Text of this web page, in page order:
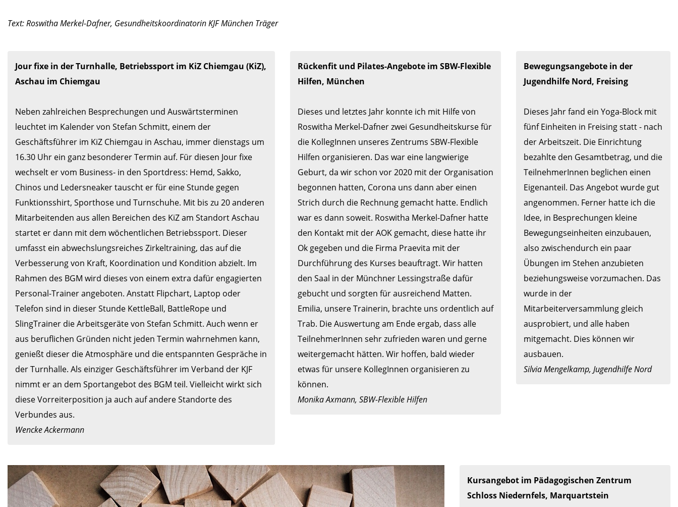
Text: Roswitha Merkel-Dafner, Gesundheitskoordinatorin KJF München Träger
Jour fixe in der Turnhalle, Betriebssport im KiZ Chiemgau (KiZ),
Aschau im Chiemgau
Neben zahlreichen Besprechungen und Auswärtsterminen
leuchtet im Kalender von Stefan Schmitt, einem der
Geschäftsführer im KiZ Chiemgau in Aschau, immer dienstags um
16.30 Uhr ein ganz besonderer Termin auf. Für diesen Jour fixe
wechselt er vom Business- in den Sportdress: Hemd, Sakko,
Chinos und Ledersneaker tauscht er für eine Stunde gegen
Funktionsshirt, Sporthose und Turnschuhe. Mit bis zu 20 anderen
Mitarbeitenden aus allen Bereichen des KiZ am Standort Aschau
startet er dann mit dem wöchentlichen Betriebssport. Dieser
umfasst ein abwechslungsreiches Zirkeltraining, das auf die
Verbesserung von Kraft, Koordination und Kondition abzielt. Im
Rahmen des BGM wird dieses von einem extra dafür engagierten
Personal-Trainer angeboten. Anstatt Flipchart, Laptop oder
Telefon sind in dieser Stunde KettleBall, BattleRope und
SlingTrainer die Arbeitsgeräte von Stefan Schmitt. Auch wenn er
aus beruflichen Gründen nicht jeden Termin wahrnehmen kann,
genießt dieser die Atmosphäre und die entspannten Gespräche in
der Turnhalle. Als einziger Geschäftsführer im Verband der KJF
nimmt er an dem Sportangebot des BGM teil. Vielleicht wirkt sich
diese Vorreiterposition ja auch auf andere Standorte des
Wencke Ackermann
Rückenfit und Pilates-Angebote im SBW-Flexible
Hilfen, München
Dieses und letztes Jahr konnte ich mit Hilfe von
Roswitha Merkel-Dafner zwei Gesundheitskurse für
die KollegInnen unseres Zentrums SBW-Flexible
Hilfen organisieren. Das war eine langwierige
Geburt, da wir schon vor 2020 mit der Organisation
begonnen hatten, Corona uns dann aber einen
Strich durch die Rechnung gemacht hatte. Endlich
war es dann soweit. Roswitha Merkel-Dafner hatte
den Kontakt mit der AOK gemacht, diese hatte ihr
Ok gegeben und die Firma Praevita mit der
Durchführung des Kurses beauftragt. Wir hatten
den Saal in der Münchner Lessingstraße dafür
gebucht und sorgten für ausreichend Matten.
Emilia, unsere Trainerin, brachte uns ordentlich auf
Trab. Die Auswertung am Ende ergab, dass alle
TeilnehmerInnen sehr zufrieden waren und gerne
weitergemacht hätten. Wir hoffen, bald wieder
etwas für unsere KollegInnen organisieren zu
Monika Axmann, SBW-Flexible Hilfen
Bewegungsangebote in der
Jugendhilfe Nord, Freising
Dieses Jahr fand ein Yoga-Block mit
fünf Einheiten in Freising statt - nach
der Arbeitszeit. Die Einrichtung
bezahlte den Gesamtbetrag, und die
TeilnehmerInnen beglichen einen
Eigenanteil. Das Angebot wurde gut
angenommen. Ferner hatte ich die
Idee, in Besprechungen kleine
Bewegungseinheiten einzubauen,
also zwischendurch ein paar
Übungen im Stehen anzubieten
beziehungsweise vorzumachen. Das
wurde in der
Mitarbeiterversammlung gleich
ausprobiert, und alle haben
mitgemacht. Dies können wir
Silvia Mengelkamp, Jugendhilfe Nord
Kursangebot im Pädagogischen Zentrum
Schloss Niedernfels, Marquartstein